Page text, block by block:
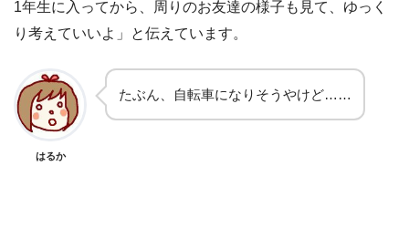
1年生に入ってから、周りのお友達の様子も見て、ゆっく
り考えていいよ」と伝えています。
はるか
たぶん、自転車になりそうやけど……